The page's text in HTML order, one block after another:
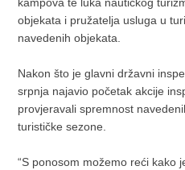
objekata i pružatelja usluga u
navedenih objekata.
Nakon što je glavni državni
srpnja najavio početak akcije
provjeravali spremnost
turističke sezone.
“S ponosom možemo reći kako